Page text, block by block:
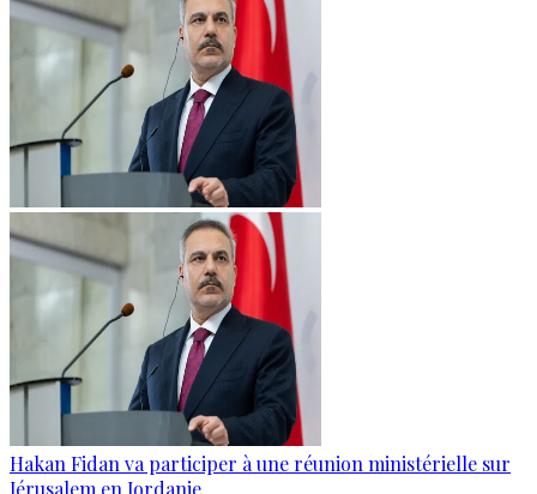
Hakan Fidan va participer à une réunion ministérielle sur
Jérusalem en Jordanie